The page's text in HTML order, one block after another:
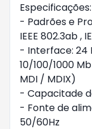
Especificações:
- Padrões e
IEEE 802.3ab ,
- Interface: 24
10/100/1000
MDI / MDIX)
- Capacitade
- Fonte de
50/60Hz